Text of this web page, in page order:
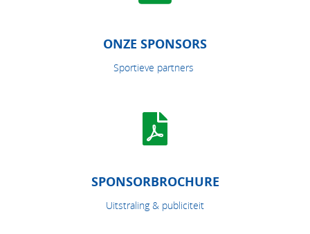
ONZE SPONSORS
Sportieve partners
SPONSORBROCHURE
Uitstraling & publiciteit